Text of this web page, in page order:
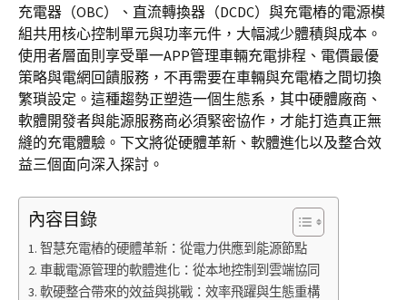
充電器（OBC）、直流轉換器（DCDC）與充電樁的電源模
組共用核心控制單元與功率元件，大幅減少體積與成本。
使用者層面則享受單一APP管理車輛充電排程、電價最優
策略與電網回饋服務，不再需要在車輛與充電樁之間切換
繁瑣設定。這種趨勢正塑造一個生態系，其中硬體廠商、
軟體開發者與能源服務商必須緊密協作，才能打造真正無
縫的充電體驗。下文將從硬體革新、軟體進化以及整合效
益三個面向深入探討。
內容目錄
智慧充電樁的硬體革新：從電力供應到能源節點
車載電源管理的軟體進化：從本地控制到雲端協同
軟硬整合帶來的效益與挑戰：效率飛躍與生態重構